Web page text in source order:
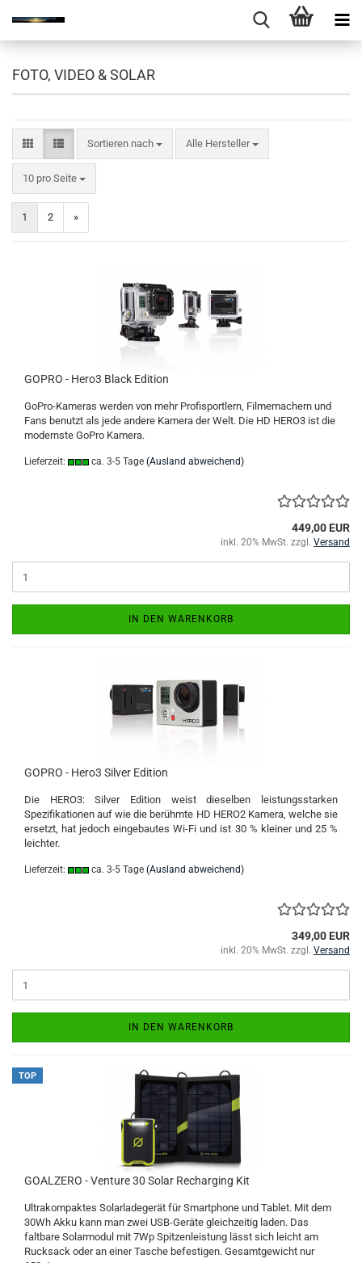
FOTO, VIDEO & SOLAR
Sortieren nach
Sortieren nach Alle Hersteller
10 pro Seite
pro Seite
1 2 »
GOPRO - Hero3 Black Edition
GoPro-Kameras werden von mehr Profisportlern, Filmemachern und
Fans benutzt als jede andere Kamera der Welt. Die HD HERO3 ist die
modernste GoPro Kamera.
Lieferzeit: ca. 3-5 Tage (Ausland abweichend)
449,00 EUR
inkl. 20% MwSt. zzgl. Versand
IN DEN WARENKORB
GOPRO - Hero3 Silver Edition
Die HERO3: Silver Edition weist dieselben leistungsstarken
Spezifikationen auf wie die berühmte HD HERO2 Kamera, welche sie
ersetzt, hat jedoch eingebautes Wi-Fi und ist 30 % kleiner und 25 %
leichter.
Lieferzeit: ca. 3-5 Tage (Ausland abweichend)
349,00 EUR
inkl. 20% MwSt. zzgl. Versand
IN DEN WARENKORB
TOP
GOALZERO - Venture 30 Solar Recharging Kit
Ultrakompaktes Solarladegerät für Smartphone und Tablet. Mit dem
30Wh Akku kann man zwei USB-Geräte gleichzeitig laden. Das
faltbare Solarmodul mit 7Wp Spitzenleistung lässt sich leicht am
Rucksack oder an einer Tasche befestigen. Gesamtgewicht nur